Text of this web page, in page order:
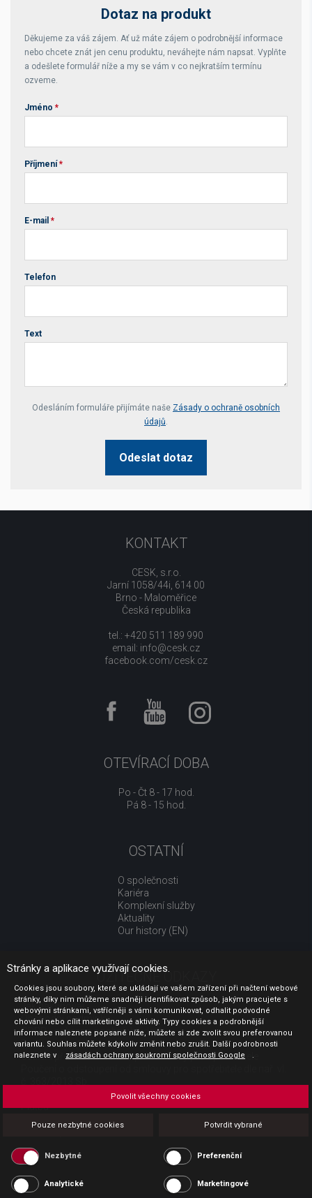
Dotaz na produkt
Děkujeme za váš zájem. Ať už máte zájem o podrobnější informace
nebo chcete znát jen cenu produktu, neváhejte nám napsat. Vyplňte
a odešlete formulář níže a my se vám v co nejkratším termínu
ozveme.
Jméno *
Příjmení *
E-mail *
Telefon
Text
Your website *
Odesláním formuláře přijímáte naše Zásady o ochraně osobních
údajů.
Odeslat dotaz
KONTAKT
CESK, s.r.o.
Jarní 1058/44i, 614 00
Brno - Maloměřice
Česká republika
tel.: +420 511 189 990
email: info@cesk.cz
facebook.com/cesk.cz
OTEVÍRACÍ DOBA
Po - Čt 8 - 17 hod.
Pá 8 - 15 hod.
OSTATNÍ
O společnosti
Kariéra
Komplexní služby
Aktuality
Our history (EN)
UŽITEČNÉ ODKAZY
Jak nakupovat
Obchodní podmínky
GDPR - ochrana osobních údajů
Profil zadavatele
Sdělení před uzavřením kupní smlouvy pro spotřebitele
Platba
Povinná publicita
Stránky a aplikace využívají cookies.
Cookies jsou soubory, které se ukládají ve vašem zařízení při načtení webové
stránky, díky nim můžeme snadněji identifikovat způsob, jakým pracujete s
webovými stránkami, vstřícněji s vámi komunikovat, odhalit podvodné
chování nebo cílit marketingové aktivity. Typy cookies a podrobnější
informace naleznete popsané níže, můžete si zde zvolit svou preferovanou
variantu. Souhlas můžete kdykoliv změnit nebo zrušit. Další podrobnosti
naleznete v
zásadách ochrany soukromí společnosti Google .
Pouze nezbytné cookies Potvrdit vybrané
Povolit všechny cookies
Nezbytné Preferenční
Analytické Marketingové